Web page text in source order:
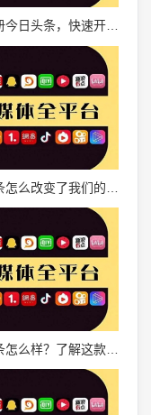
怎么注册今日头条，快速开启信息世界的大门
今日头条怎么样？了解这款内容平台如何引领资讯时代